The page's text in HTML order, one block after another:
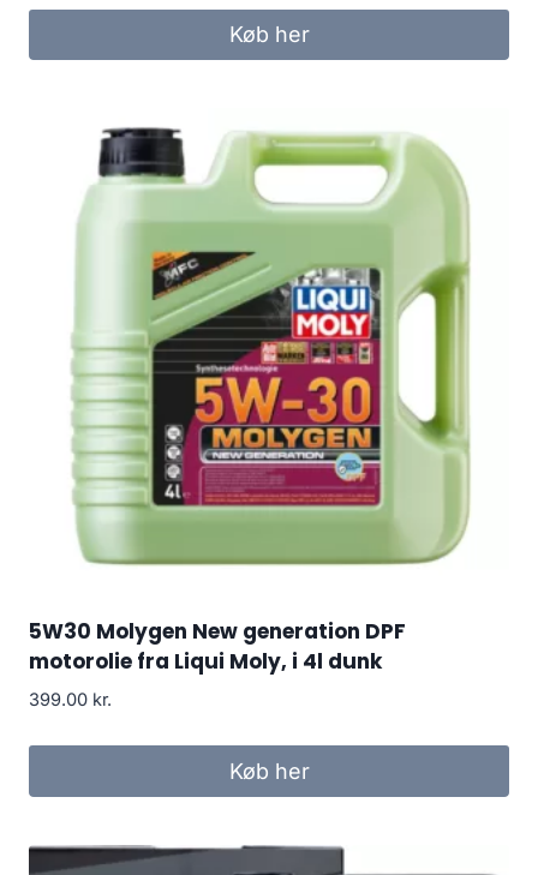
Køb her
5W30 Molygen New generation DPF
motorolie fra Liqui Moly, i 4l dunk
399.00 kr.
Køb her